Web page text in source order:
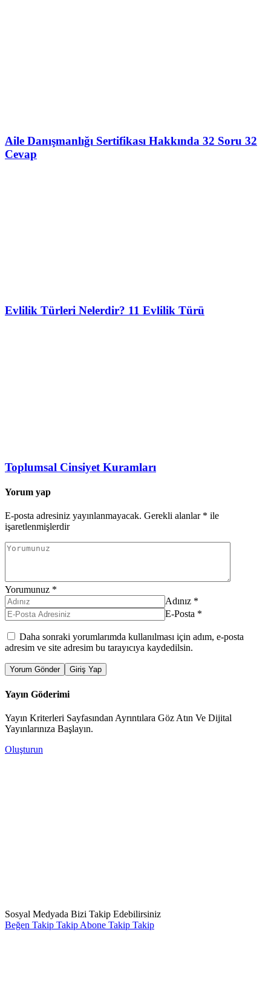
Aile Danışmanlığı Sertifikası Hakkında 32 Soru 32
Cevap
Evlilik Türleri Nelerdir? 11 Evlilik Türü
Toplumsal Cinsiyet Kuramları
Yorum yap
E-posta adresiniz yayınlanmayacak. Gerekli alanlar * ile
işaretlenmişlerdir
Yorumunuz *
Adınız *
E-Posta *
Daha sonraki yorumlarımda kullanılması için adım, e-posta
adresim ve site adresim bu tarayıcıya kaydedilsin.
Yorum Gönder Giriş Yap
Yayın Göderimi
Yayın Kriterleri Sayfasından Ayrıntılara Göz Atın Ve Dijital
Yayınlarınıza Başlayın.
Oluşturun
Sosyal Medyada Bizi Takip Edebilirsiniz
Beğen Takip Takip Abone Takip Takip